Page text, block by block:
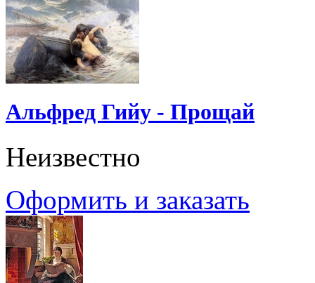
Альфред Гийу - Прощай
Неизвестно
Оформить и заказать